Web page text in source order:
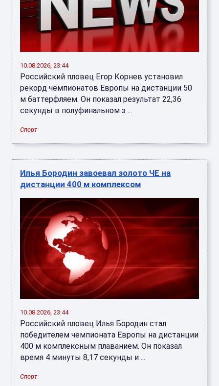
10.08.2026, 23:44
Российский пловец Егор Корнев установил
рекорд чемпионатов Европы на дистанции 50
м баттерфляем. Он показал результат 22,36
секунды в полуфинальном з ...
Спорт
Илья Бородин завоевал золото ЧЕ на
дистанции 400 м комплексом
10.08.2026, 23:44
Российский пловец Илья Бородин стал
победителем чемпионата Европы на дистанции
400 м комплексным плаванием. Он показал
время 4 минуты 8,17 секунды и ...
Спорт